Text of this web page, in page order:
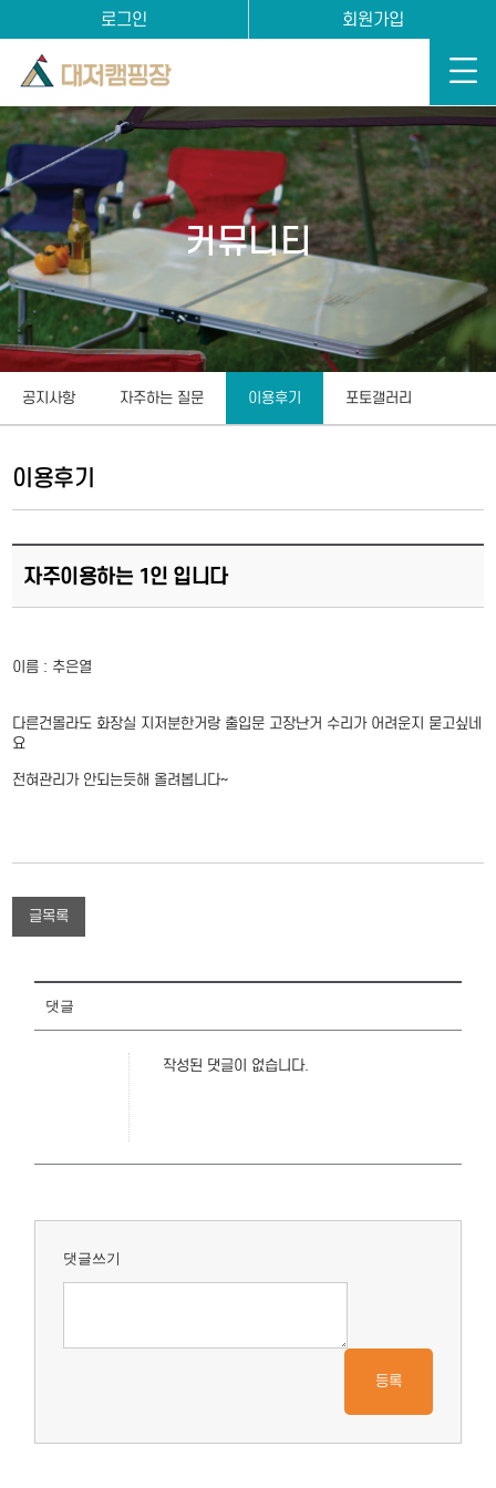
로그인 회원가입
커뮤니티
공지사항 자주하는 질문 이용후기 포토갤러리
이용후기
자주이용하는 1인 입니다
이름 : 추은열
다른건몰라도 화장실 지저분한거랑 출입문 고장난거 수리가 어려운지 묻고싶네
요
전혀관리가 안되는듯해 올려봅니다~
글목록
댓글
작성된 댓글이 없습니다.
댓글쓰기
등록